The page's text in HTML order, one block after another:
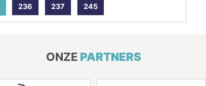
236 237 245
ONZE PARTNERS